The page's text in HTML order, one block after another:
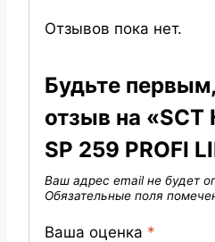
Отзывов пока нет.
Будьте
отзыв на
SP 259 PROFI
Ваш адрес email не будет
Обязательные поля
Ваша оценка *